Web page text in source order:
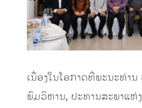
ເນື່ອງໃນໂອກາດທີ່ພະນະທ່າ
ພົມວິຫານ, ປະທານສະພາແຫ່